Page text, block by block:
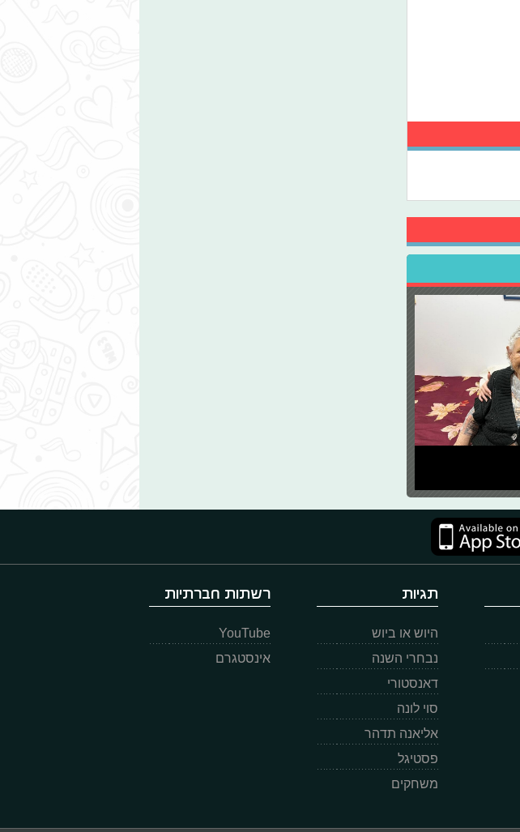
תגיות
היוש או ביוש
נבחרי השנה
דאנסטורי
סוי לונה
אליאנה תדהר
פסטיגל
משחקים
רשתות חברתיות
YouTube
אינסטגרם